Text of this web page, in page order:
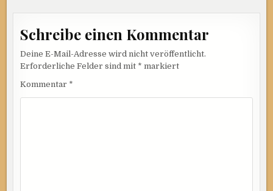
Schreibe einen Kommentar
Deine E-Mail-Adresse wird nicht veröffentlicht.
Erforderliche Felder sind mit * markiert
Kommentar *